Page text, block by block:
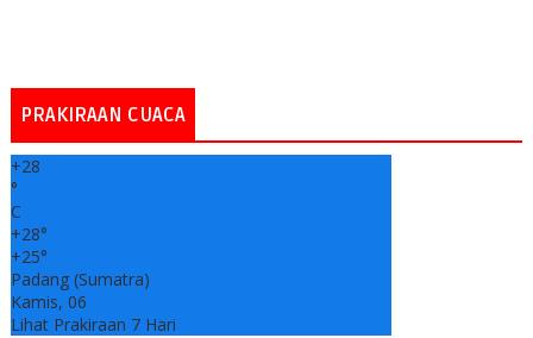
PRAKIRAAN CUACA
+28
°
C
+28°
+25°
Padang (Sumatra)
Kamis, 06
Lihat Prakiraan 7 Hari